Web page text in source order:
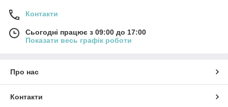
Контакти
Сьогодні працює з 09:00 до 17:00
Показати весь графік роботи
Про нас
Контакти